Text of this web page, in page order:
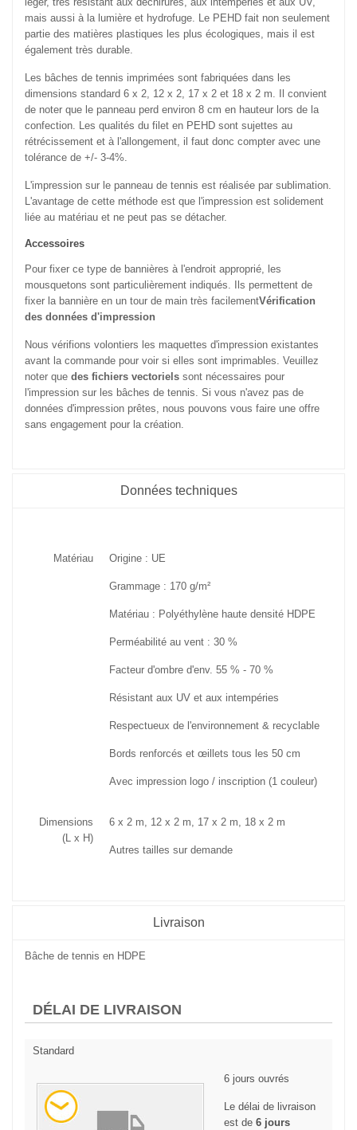
mais aussi à la lumière et hydrofuge. Le PEHD fait non seulement
partie des matières plastiques les plus écologiques, mais il est
également très durable.
Les bâches de tennis imprimées sont fabriquées dans les
dimensions standard 6 x 2, 12 x 2, 17 x 2 et 18 x 2 m. Il convient
de noter que le panneau perd environ 8 cm en hauteur lors de la
confection. Les qualités du filet en PEHD sont sujettes au
rétrécissement et à l'allongement, il faut donc compter avec une
tolérance de +/- 3-4%.
L'impression sur le panneau de tennis est réalisée par sublimation.
L'avantage de cette méthode est que l'impression est solidement
liée au matériau et ne peut pas se détacher.
Accessoires
Pour fixer ce type de bannières à l'endroit approprié, les
mousquetons sont particulièrement indiqués. Ils permettent de
fixer la bannière en un tour de main très facilementVérification
des données d'impression
Nous vérifions volontiers les maquettes d'impression existantes
avant la commande pour voir si elles sont imprimables. Veuillez
noter que des fichiers vectoriels sont nécessaires pour
l'impression sur les bâches de tennis. Si vous n'avez pas de
données d'impression prêtes, nous pouvons vous faire une offre
sans engagement pour la création.
Données techniques
Matériau Origine : UE
Grammage : 170 g/m²
Matériau : Polyéthylène haute densité HDPE
Perméabilité au vent : 30 %
Facteur d'ombre d'env. 55 % - 70 %
Résistant aux UV et aux intempéries
Respectueux de l'environnement & recyclable
Bords renforcés et œillets tous les 50 cm
Avec impression logo / inscription (1 couleur)
Dimensions
(L x H)
6 x 2 m, 12 x 2 m, 17 x 2 m, 18 x 2 m
Autres tailles sur demande
Livraison
Bâche de tennis en HDPE
DÉLAI DE LIVRAISON
Standard
6 jours ouvrés
Le délai de livraison
est de 6 jours